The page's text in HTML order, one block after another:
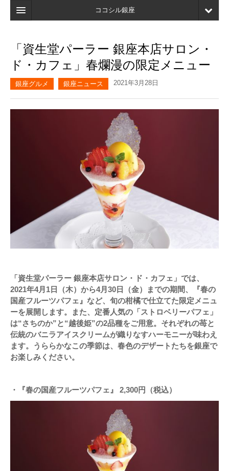
ココシル銀座
検索
店舗・施設最新情報
「資生堂パーラー 銀座本店サロン・
ド・カフェ」春爛漫の限定メニュー
銀座グルメ 銀座ニュース 2021年3月28日
「資生堂パーラー 銀座本店サロン・ド・カフェ」では、
2021年4月1日（木）から4月30日（金）までの期間、『春の
国産フルーツパフェ』など、旬の柑橘で仕立てた限定メニュ
ーを展開します。また、定番人気の「ストロベリーパフェ」
は“さちのか”と“越後姫”の2品種をご用意。それぞれの苺と
伝統のバニラアイスクリームが織りなすハーモニーが味わえ
ます。うららかなこの季節は、春色のデザートたちを銀座で
お楽しみください。
・『春の国産フルーツパフェ』 2,300円（税込）